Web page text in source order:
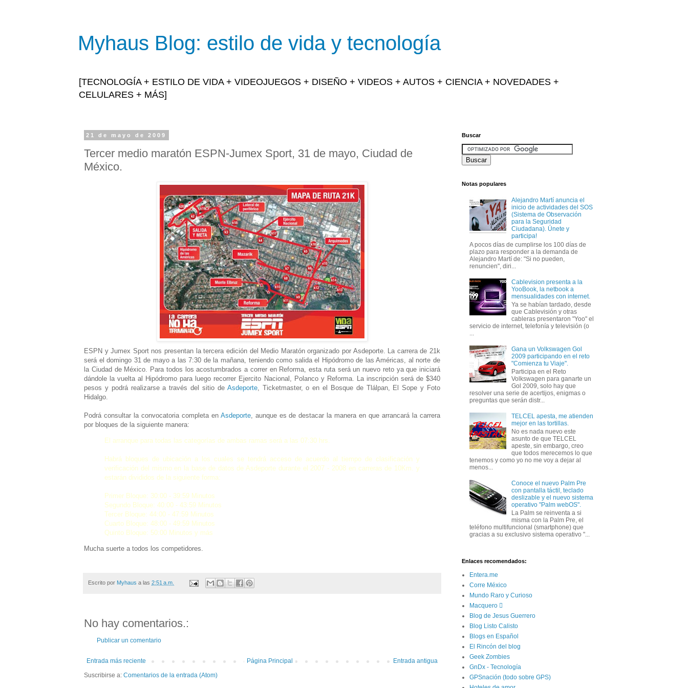
Myhaus Blog: estilo de vida y tecnología
[TECNOLOGÍA + ESTILO DE VIDA + VIDEOJUEGOS + DISEÑO + VIDEOS + AUTOS + CIENCIA + NOVEDADES +
CELULARES + MÁS]
21 de mayo de 2009
Tercer medio maratón ESPN-Jumex Sport, 31 de mayo, Ciudad de
México.
ESPN y Jumex Sport nos presentan la tercera edición del Medio Maratón organizado por Asdeporte. La carrera de 21k
será el domingo 31 de mayo a las 7:30 de la mañana, teniendo como salida el Hipódromo de las Américas, al norte de
la Ciudad de México. Para todos los acostumbrados a correr en Reforma, esta ruta será un nuevo reto ya que iniciará
dándole la vuelta al Hipódromo para luego recorrer Ejercito Nacional, Polanco y Reforma. La inscripción será de $340
pesos y podrá realizarse a través del sitio de Asdeporte, Ticketmaster, o en el Bosque de Tlálpan, El Sope y Foto
Hidalgo.
Podrá consultar la convocatoria completa en Asdeporte, aunque es de destacar la manera en que arrancará la carrera
por bloques de la siguiente manera:
El arranque para todas las categorías de ambas ramas será a las 07:30 hrs.
Habrá bloques de ubicación a los cuales se tendrá acceso de acuerdo al tiempo de clasificación y
verificación del mismo en la base de datos de Asdeporte durante el 2007 - 2008 en carreras de 10Km. y
estarán divididos de la siguiente forma:
Primer Bloque: 30:00 - 39:59 Minutos
Segundo Bloque: 40:00 - 43:59 Minutos
Tercer Bloque: 44:00 - 47:59 Minutos
Cuarto Bloque: 48:00 - 49:59 Minutos
Quinto Bloque: 50:00 Minutos y más
Mucha suerte a todos los competidores.
Escrito por Myhaus a las 2:51 a.m.
No hay comentarios.:
Publicar un comentario
Entrada más reciente Entrada antigua
Página Principal
Suscribirse a: Comentarios de la entrada (Atom)
Buscar
Notas populares
Alejandro Martí anuncia el
inicio de actividades del SOS
(Sistema de Observación
para la Seguridad
Ciudadana). Únete y
participa!
A pocos días de cumplirse los 100 días de
plazo para responder a la demanda de
Alejandro Martí de: "Si no pueden,
renuncien", diri...
Cablevision presenta a la
YooBook, la netbook a
mensualidades con internet.
Ya se habían tardado, desde
que Cablevisión y otras
cableras presentaron "Yoo" el
servicio de internet, telefonía y televisión (o
...
Gana un Volkswagen Gol
2009 participando en el reto
"Comienza tu Viaje".
Participa en el Reto
Volkswagen para ganarte un
Gol 2009, solo hay que
resolver una serie de acertijos, enigmas o
preguntas que serán distr...
TELCEL apesta, me atienden
mejor en las tortillas.
No es nada nuevo este
asunto de que TELCEL
apeste, sin embargo, creo
que todos merecemos lo que
tenemos y como yo no me voy a dejar al
menos...
Conoce el nuevo Palm Pre
con pantalla táctil, teclado
deslizable y el nuevo sistema
operativo "Palm webOS".
La Palm se reinventa a si
misma con la Palm Pre, el
teléfono multifuncional (smartphone) que
gracias a su exclusivo sistema operativo "...
Enlaces recomendados:
Entera.me
Corre México
Mundo Raro y Curioso
Macquero 
Blog de Jesus Guerrero
Blog Listo Calisto
Blogs en Español
El Rincón del blog
Geek Zombies
GnDx - Tecnología
GPSnación (todo sobre GPS)